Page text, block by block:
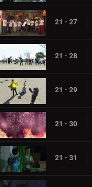
21 - 27
21 - 28
21 - 29
21 - 30
21 - 31